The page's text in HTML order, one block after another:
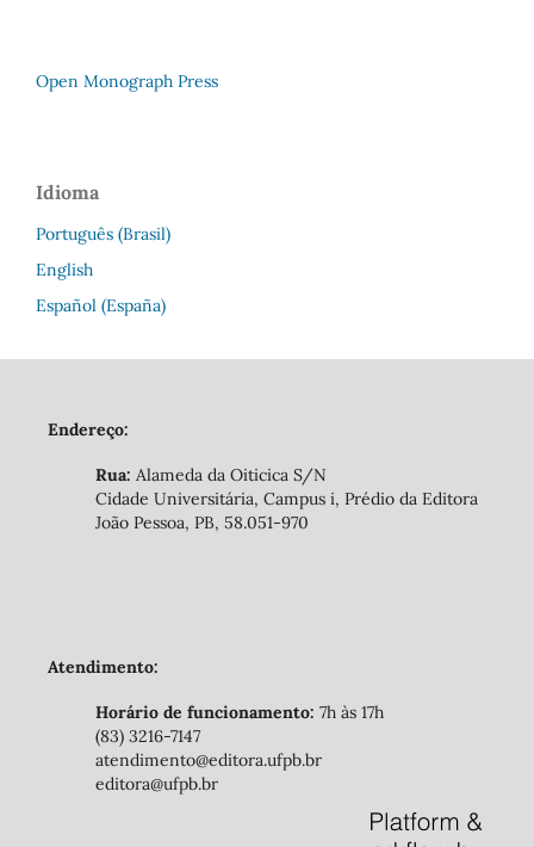
Open Monograph Press
Idioma
Português (Brasil)
English
Español (España)
Endereço:
Rua: Alameda da Oiticica S/N
Cidade Universitária, Campus i, Prédio da Editora
João Pessoa, PB, 58.051-970
Atendimento:
Horário de funcionamento: 7h às 17h
(83) 3216-7147
atendimento@editora.ufpb.br
editora@ufpb.br